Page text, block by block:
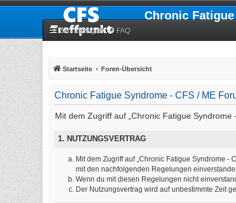
Chronic
Schnellzugriff FAQ
Startseite Foren-Übersicht
Chronic Fatigue Syndrome - CFS / ME
Mit dem Zugriff auf „Chronic Fatigue
1. NUTZUNGSVERTRAG
Mit dem Zugriff auf „Chronic Fatigue Syndrome -
mit den nachfolgenden Regelungen
Wenn du mit diesen Regelungen nicht
Der Nutzungsvertrag wird auf unbestimmte Zeit